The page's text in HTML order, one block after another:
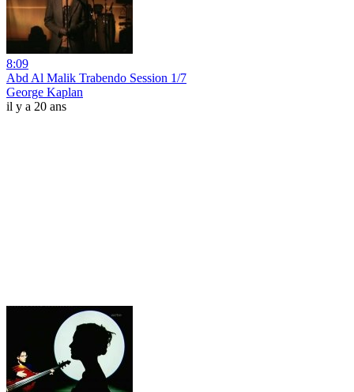
8:09
Abd Al Malik Trabendo Session 1/7
George Kaplan
il y a 20 ans